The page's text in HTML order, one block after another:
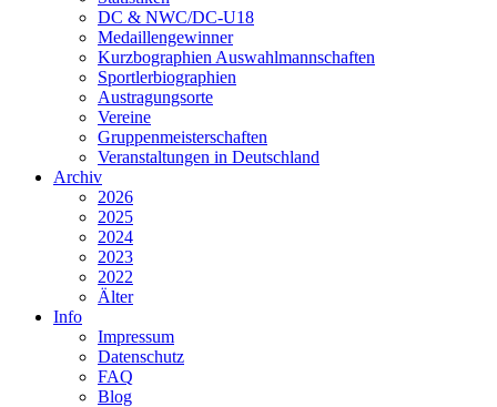
DC & NWC/DC-U18
Medaillengewinner
Kurzbographien Auswahlmannschaften
Sportlerbiographien
Austragungsorte
Vereine
Gruppenmeisterschaften
Veranstaltungen in Deutschland
Archiv
2026
2025
2024
2023
2022
Älter
Info
Impressum
Datenschutz
FAQ
Blog